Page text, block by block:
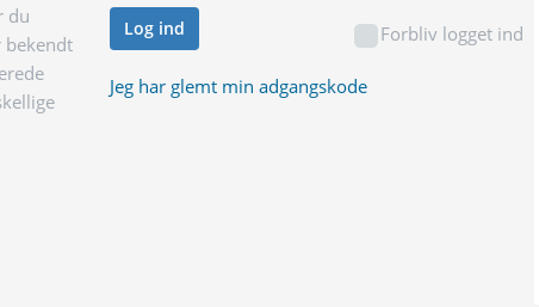
du
bekendt
Forbliv logget ind
Log ind
Jeg har glemt min adgangskode